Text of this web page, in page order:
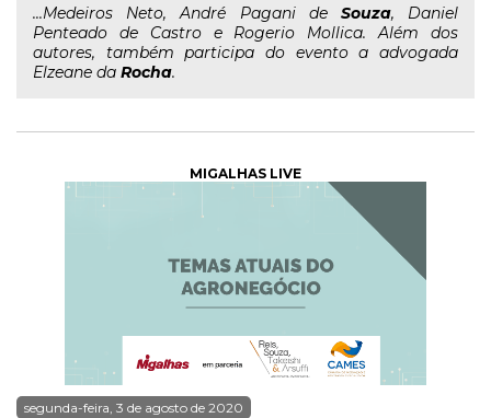
...Medeiros Neto, André Pagani de Souza, Daniel
Penteado de Castro e Rogerio Mollica. Além dos
autores, também participa do evento a advogada
Elzeane da Rocha.
MIGALHAS LIVE
segunda-feira, 3 de agosto de 2020